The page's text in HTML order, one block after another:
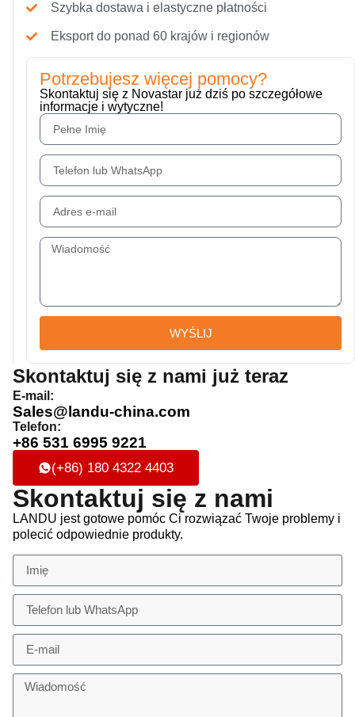
Szybka dostawa i elastyczne płatności
Eksport do ponad 60 krajów i regionów
Potrzebujesz więcej pomocy?
Skontaktuj się z Novastar już dziś po szczegółowe
informacje i wytyczne!
WYŚLIJ
Skontaktuj się z nami już teraz
E-mail:
Sales@landu-china.com
Telefon:
+86 531 6995 9221
(+86) 180 4322 4403
Skontaktuj się z nami
LANDU jest gotowe pomóc Ci rozwiązać Twoje problemy i
polecić odpowiednie produkty.